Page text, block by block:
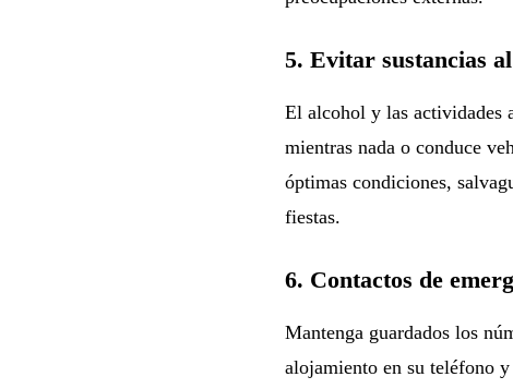
5. Evitar sustancias
El alcohol y las actividades
mientras nada o conduce
óptimas condiciones,
fiestas.
6. Contactos de
Mantenga guardados los
alojamiento en su teléfono